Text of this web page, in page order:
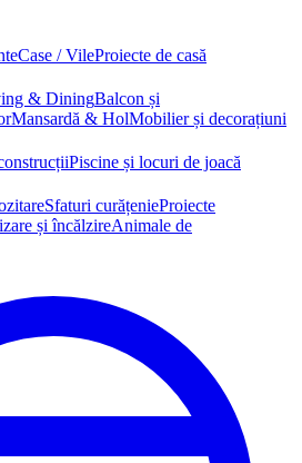
Case / VileProiecte de casă
& DiningBalcon și
Mansardă & HolMobilier și decorațiuni
Piscine și locuri de joacă
Sfaturi curățenieProiecte
și încălzireAnimale de